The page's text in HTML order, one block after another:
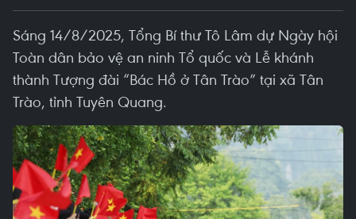
Sáng 14/8/2025, Tổng Bí thư Tô Lâm dự Ngày hội
Toàn dân bảo vệ an ninh Tổ quốc và Lễ khánh
thành Tượng đài “Bác Hồ ở Tân Trào” tại xã Tân
Trào, tỉnh Tuyên Quang.